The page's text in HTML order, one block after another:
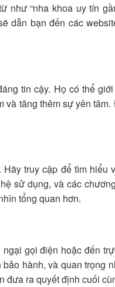
như “nha khoa uy tín
dẫn bạn đến các
tin cậy. Họ có thể
và tăng thêm sự yên
truy cập để tìm hiểu
sử dụng, và các
tổng quan hơn.
gọi điện hoặc đến
hành, và quan trọng
đưa ra quyết định cuối